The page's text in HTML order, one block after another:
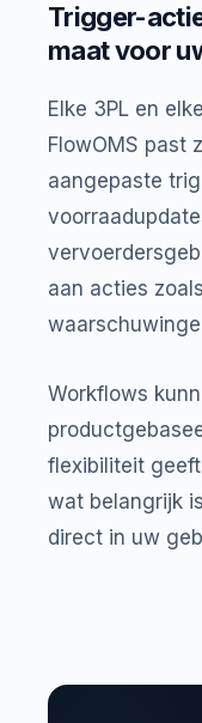
Trigger-
maat voor
Elke 3PL en
FlowOMS past
aangepaste
aan acties
Workflows
flexibiliteit
wat belangrijk
direct in uw